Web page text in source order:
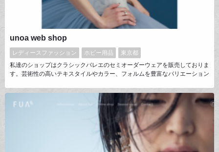
unoa web shop
レディースファッション ホビー用品
東京都
私達のショップはクラシックバレエのセミオーダーウェアを販売しておりま
す。芸術性の高いテキスタイルやカラー、フォルムを豊富なバリエーション
ビジュアル制作、生産まで全てにこだわりを持ち、自社アトリエで行なって
おります。世界で活躍するプロフェッショナルから趣味でバレエを嗜む皆様
まで幅広い方々に愛されている設立5年目のブランドです。